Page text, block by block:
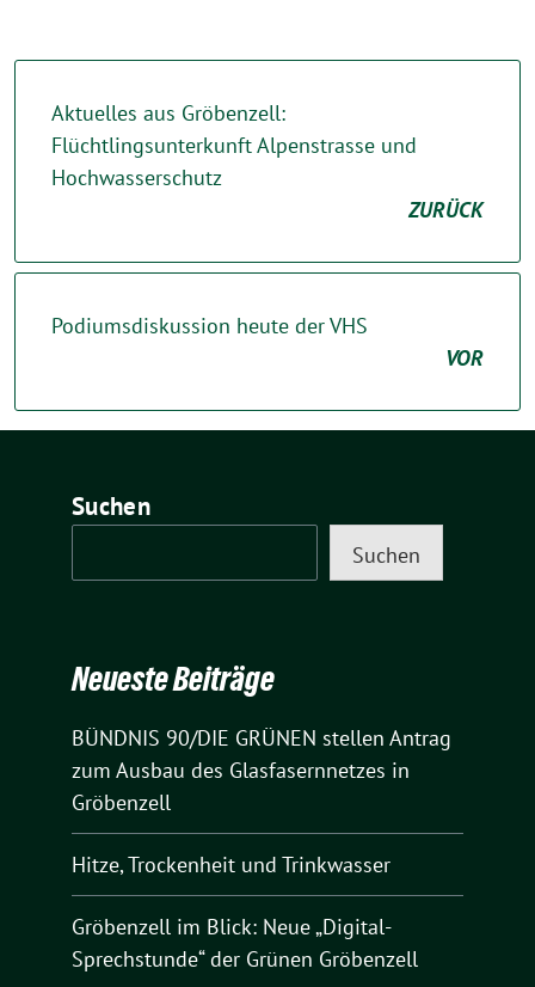
Aktuelles aus Gröbenzell:
Flüchtlingsunterkunft Alpenstrasse und
Hochwasserschutz
ZURÜCK
Podiumsdiskussion heute der VHS
VOR
Suchen
Suchen
Neueste Beiträge
BÜNDNIS 90/DIE GRÜNEN stellen Antrag
zum Ausbau des Glasfasernnetzes in
Gröbenzell
Hitze, Trockenheit und Trinkwasser
Gröbenzell im Blick: Neue „Digital-
Sprechstunde“ der Grünen Gröbenzell